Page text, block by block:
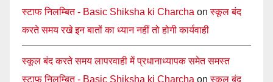
स्टाफ निलम्बित - Basic Shiksha ki Charcha onस्कूल बंद
करते समय रखे इन बातों का ध्यान नहीं तो होगी कार्यवाही
स्कूल बंद करते समय लापरवाही में प्रधानाध्यापक समेत समस्त
स्टाफ निलम्बित - Basic Shiksha ki Charcha onस्कूल बंद